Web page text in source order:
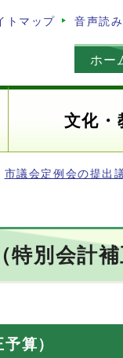
トマップ 音声読
ホー
文化・
市議会定例会の提出
特別会計
算）